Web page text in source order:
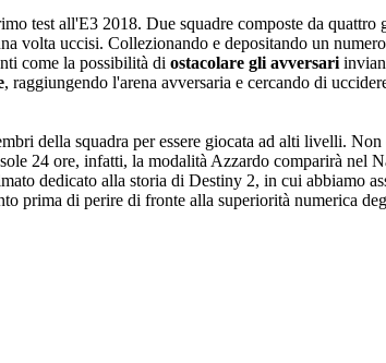
test all'E3 2018. Due squadre composte da quattro
volta uccisi. Collezionando e depositando un
come la possibilità di ostacolare gli avversari
, raggiungendo l'arena avversaria e cercando di
della squadra per essere giocata ad alti livelli.
24 ore, infatti, la modalità Azzardo comparirà nel
dedicato alla storia di Destiny 2, in cui abbiamo
prima di perire di fronte alla superiorità numerica